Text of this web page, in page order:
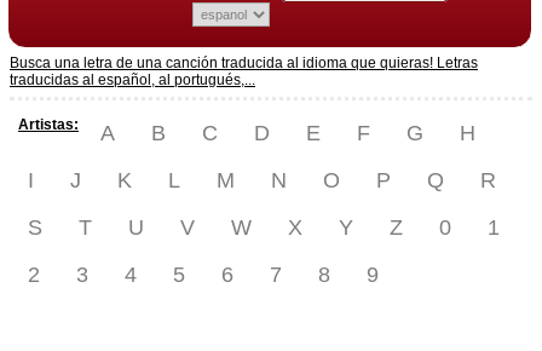
Busca una letra de una canción traducida al idioma que quieras! Letras
traducidas al español, al portugués,...
Artistas: A B C D E F G
H
I
J K L M N O P Q
R
S
T U V W X Y Z 0
1
2
3 4 5 6 7 8 9